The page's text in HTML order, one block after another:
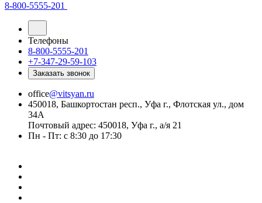
8-800-5555-201
Телефоны
8-800-5555-201
+7-347-29-59-103
Заказать звонок
office@vitsyan.ru
450018, Башкортостан респ., Уфа г., Флотская ул., дом
34А
Почтовый адрес: 450018, Уфа г., а/я 21
Пн - Пт: с 8:30 до 17:30